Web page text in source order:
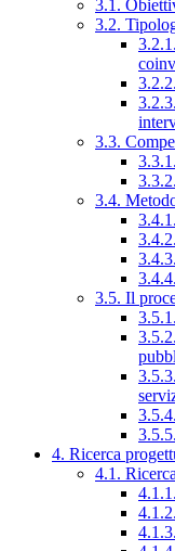
3.1.
3.2.
3.3.
3.4.
3.5. Il
4. Ricerca
4.1.